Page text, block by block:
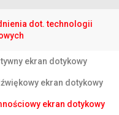
dot. technologii
ekran dotykowy
ekran dotykowy
ekran dotykowy